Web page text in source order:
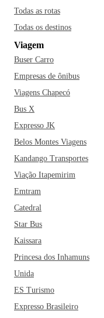
portugueses,
rica em diversidade
cidade bonita,
natureza é
passeio, você
cantos da cidade e
alguns lagos
bebida típica e
chimarrão só que
Todas as rotas
Todas os destinos
Viagem
Buser Carro
Empresas de ônibus
Viagens Chapecó
Bus X
Expresso JK
Belos Montes Viagens
Kandango Transportes
Viação Itapemirim
Emtram
Catedral
Star Bus
Kaissara
Princesa dos Inhamuns
Unida
ES Turismo
Expresso Brasileiro